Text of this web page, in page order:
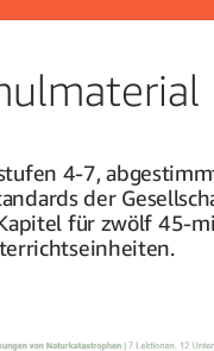
4-7,
der
für zwölf 45-